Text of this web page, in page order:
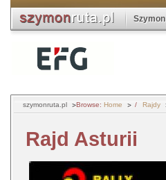
Szymon
szymonruta.pl Browse: Home Rajdy
Rajd Asturii